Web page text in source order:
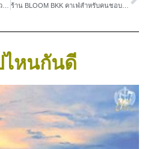
ร้าน BLOOM BKK คาเฟ่สำหรับคนชอบทานเพรทเซล
หนกันดี